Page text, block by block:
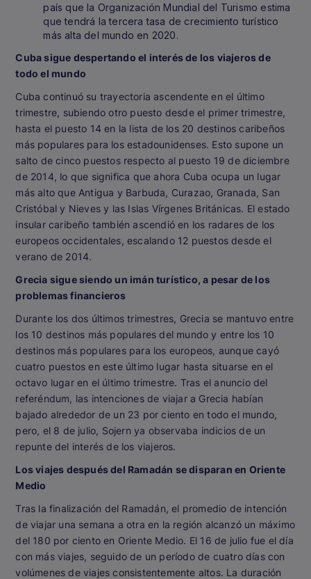
país que la Organización Mundial del Turismo estima
que tendrá la tercera tasa de crecimiento turístico
más alta del mundo en 2020.
Cuba sigue despertando el interés de los viajeros de
todo el mundo
Cuba continuó su trayectoria ascendente en el último
trimestre, subiendo otro puesto desde el primer trimestre,
hasta el puesto 14 en la lista de los 20 destinos caribeños
más populares para los estadounidenses. Esto supone un
salto de cinco puestos respecto al puesto 19 de diciembre
de 2014, lo que significa que ahora Cuba ocupa un lugar
más alto que Antigua y Barbuda, Curazao, Granada, San
Cristóbal y Nieves y las Islas Vírgenes Británicas. El estado
insular caribeño también ascendió en los radares de los
europeos occidentales, escalando 12 puestos desde el
verano de 2014.
Grecia sigue siendo un imán turístico, a pesar de los
problemas financieros
Durante los dos últimos trimestres, Grecia se mantuvo entre
los 10 destinos más populares del mundo y entre los 10
destinos más populares para los europeos, aunque cayó
cuatro puestos en este último lugar hasta situarse en el
octavo lugar en el último trimestre. Tras el anuncio del
referéndum, las intenciones de viajar a Grecia habían
bajado alrededor de un 23 por ciento en todo el mundo,
pero, el 8 de julio, Sojern ya observaba indicios de un
repunte del interés de los viajeros.
Los viajes después del Ramadán se disparan en Oriente
Medio
Tras la finalización del Ramadán, el promedio de intención
de viajar una semana a otra en la región alcanzó un máximo
del 180 por ciento en Oriente Medio. El 16 de julio fue el día
con más viajes, seguido de un período de cuatro días con
volúmenes de viajes consistentemente altos. La duración